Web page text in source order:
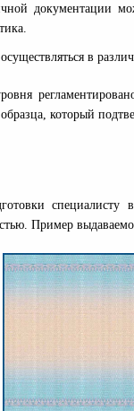
документации
в
который
Пример